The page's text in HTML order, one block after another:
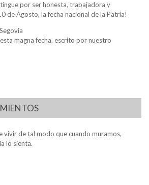
por ser honesta, trabajadora y
de Agosto, la fecha nacional de la Patria!
magna fecha, escrito por nuestro
vivir de tal modo que cuando muramos,
lo sienta.